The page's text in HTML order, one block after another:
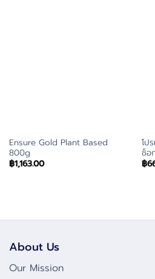
Ensure Gold Plant Based
800g
฿1,163.00
โป
ช็อ
฿
About Us
Our Mission